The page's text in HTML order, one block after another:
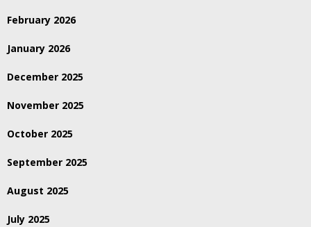
February 2026
January 2026
December 2025
November 2025
October 2025
September 2025
August 2025
July 2025